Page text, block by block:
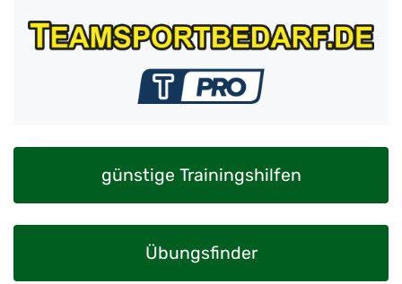
günstige Trainingshilfen
Übungsfinder